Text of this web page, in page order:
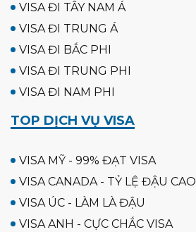
VISA ĐI TÂY NAM Á
VISA ĐI TRUNG Á
VISA ĐI BẮC PHI
VISA ĐI TRUNG PHI
VISA ĐI NAM PHI
TOP DỊCH VỤ VISA
VISA MỸ - 99% ĐẠT VISA
VISA CANADA - TỶ LỆ ĐẬU CAO
VISA ÚC - LÀM LÀ ĐẬU
VISA ANH - CỰC CHẮC VISA